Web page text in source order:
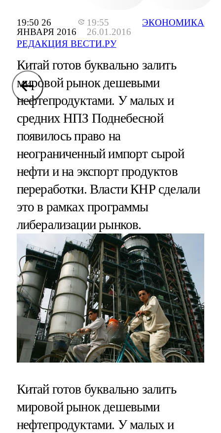
19:50 26
ЯНВАРЯ 2016
19:55
26.01.2016
РЕДАКЦИЯ ВЕСТИ.РУ
ЭКОНОМИКА
Китай готов буквально залить
мировой рынок дешевыми
нефтепродуктами. У малых и
средних НПЗ Поднебесной
появилось право на
неограниченный импорт сырой
нефти и на экспорт продуктов
переработки. Власти КНР сделали
это в рамках программы
либерализации рынков.
Китай готов буквально залить
мировой рынок дешевыми
нефтепродуктами. У малых и